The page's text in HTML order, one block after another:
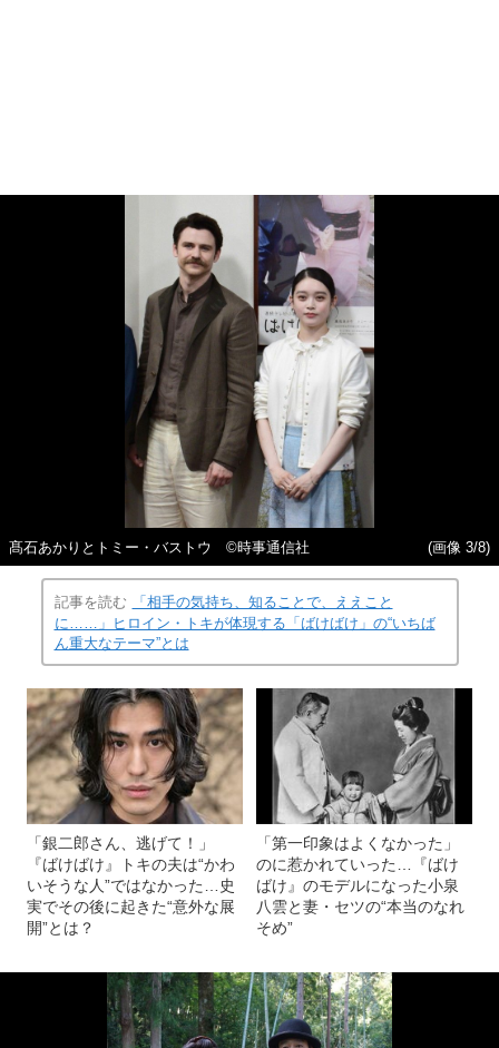
髙石あかりとトミー・バストウ ©時事通信社 (画像 3/8)
記事を読む
「相手の気持ち、知ることで、ええこと
に……」ヒロイン・トキが体現する「ばけばけ」の“いちば
ん重大なテーマ”とは
「銀二郎さん、逃げて！」
『ばけばけ』トキの夫は“かわ
いそうな人”ではなかった…史
実でその後に起きた“意外な展
開”とは？
「第一印象はよくなかった」
のに惹かれていった…『ばけ
ばけ』のモデルになった小泉
八雲と妻・セツの“本当のなれ
そめ”